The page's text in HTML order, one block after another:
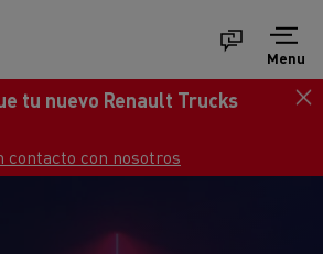
Menu
tu nuevo Renault Trucks
contacto con nosotros